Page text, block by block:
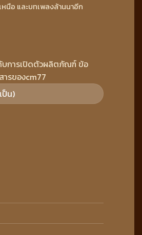
นือ และบทเพลงล้านนาอีก
บการเปิดตัวผลิตภัณฑ์ ข้อ
ารของcm77